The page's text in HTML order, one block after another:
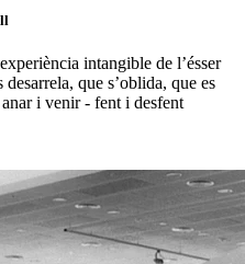
intangible de l’ésser
que s’oblida, que es
i venir - fent i desfent